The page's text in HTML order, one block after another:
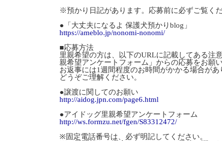
※預かり日記があります。応募前に必ずご覧く
●「大丈夫になるよ 保護犬預かりblog」
https://ameblo.jp/nonomi-nonomi/
■応募方法
里親希望の方は、以下のURLに記載してある注
親希望アンケートフォーム」からの応募をお願
お返事には1週間程度のお時間がかかる場合があ
どうぞご理解ください。
●譲渡に関してのお願い
http://aidog.jpn.com/page6.html
●アイドッグ里親希望アンケートフォーム
http://ws.formzu.net/fgen/S83312472/
※固定電話番号は、必ず明記してください。